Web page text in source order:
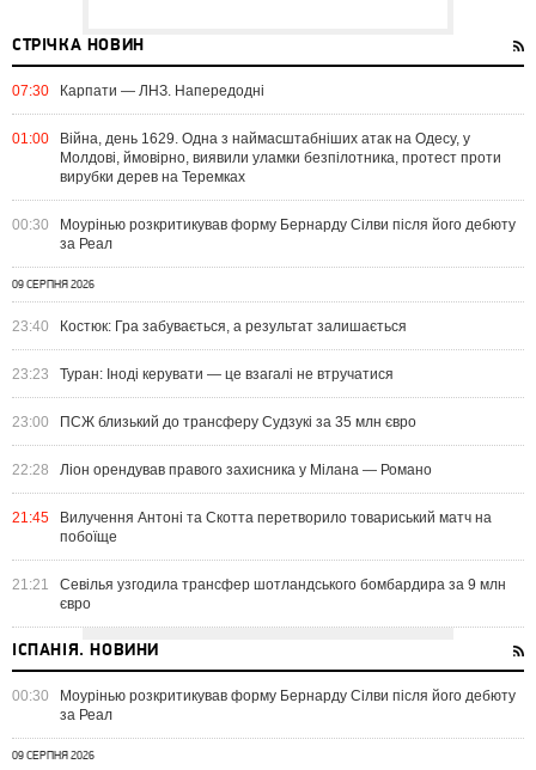
СТРІЧКА НОВИН
07:30 Карпати — ЛНЗ. Напередодні
01:00
Війна, день 1629. Одна з наймасштабніших атак на Одесу, у
Молдові, ймовірно, виявили уламки безпілотника, протест проти
вирубки дерев на Теремках
00:30
Моурінью розкритикував форму Бернарду Сілви після його дебюту
за Реал
09 СЕРПНЯ 2026
23:40 Костюк: Гра забувається, а результат залишається
23:23 Туран: Іноді керувати — це взагалі не втручатися
23:00 ПСЖ близький до трансферу Судзукі за 35 млн євро
22:28 Ліон орендував правого захисника у Мілана — Романо
21:45
Вилучення Антоні та Скотта перетворило товариський матч на
побоїще
21:21
Севілья узгодила трансфер шотландського бомбардира за 9 млн
євро
ІСПАНІЯ. НОВИНИ
00:30
Моурінью розкритикував форму Бернарду Сілви після його дебюту
за Реал
09 СЕРПНЯ 2026